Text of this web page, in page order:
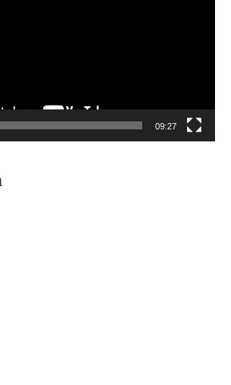
09:27